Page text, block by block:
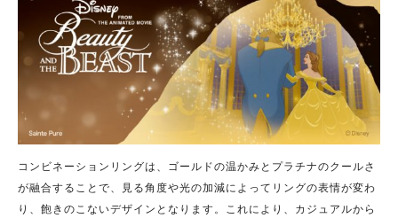
コンビネーションリングは、ゴールドの温かみとプラチナのクールさ
が融合することで、見る角度や光の加減によってリングの表情が変わ
り、飽きのこないデザインとなります。これにより、カジュアルから